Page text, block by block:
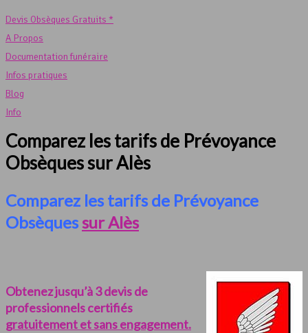
Devis Obsèques Gratuits *
A Propos
Documentation funéraire
Infos pratiques
Blog
Info
Comparez les tarifs de Prévoyance
Obsèques sur Alès
Comparez les tarifs de Prévoyance
Obsèques sur Alès
Obtenez jusqu’à 3 devis de
professionnels certifiés
gratuitement et sans engagement.